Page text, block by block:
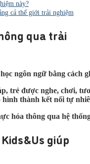
này?
cả thế giới trải nghiệm
qua trải
ngôn ngữ bằng cách
trẻ được nghe, chơi,
thành kết nối tự
hóa thông qua hệ
giúp